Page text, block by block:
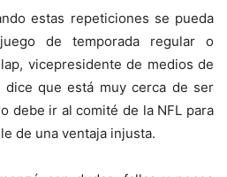
estas repeticiones se pueda
de temporada regular o
vicepresidente de medios de
dice que está muy cerca de ser
debe ir al comité de la NFL para
de una ventaja injusta.